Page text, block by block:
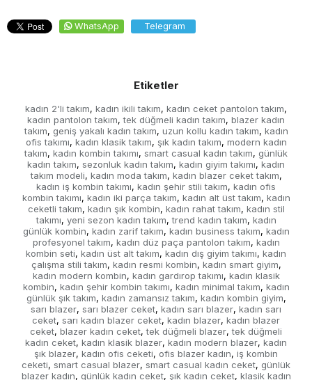
WhatsApp Telegram
Etiketler
kadın 2'li takım, kadın ikili takım, kadın ceket pantolon takım,
kadın pantolon takım, tek düğmeli kadın takım, blazer kadın
takım, geniş yakalı kadın takım, uzun kollu kadın takım, kadın
ofis takımı, kadın klasik takım, şık kadın takım, modern kadın
takım, kadın kombin takımı, smart casual kadın takım, günlük
kadın takım, sezonluk kadın takım, kadın giyim takımı, kadın
takım modeli, kadın moda takım, kadın blazer ceket takım,
kadın iş kombin takımı, kadın şehir stili takım, kadın ofis
kombin takımı, kadın iki parça takım, kadın alt üst takım, kadın
ceketli takım, kadın şık kombin, kadın rahat takım, kadın stil
takımı, yeni sezon kadın takım, trend kadın takım, kadın
günlük kombin, kadın zarif takım, kadın business takım, kadın
profesyonel takım, kadın düz paça pantolon takım, kadın
kombin seti, kadın üst alt takım, kadın dış giyim takımı, kadın
çalışma stili takım, kadın resmi kombin, kadın smart giyim,
kadın modern kombin, kadın gardırop takımı, kadın klasik
kombin, kadın şehir kombin takımı, kadın minimal takım, kadın
günlük şık takım, kadın zamansız takım, kadın kombin giyim,
sarı blazer, sarı blazer ceket, kadın sarı blazer, kadın sarı
ceket, sarı kadın blazer ceket, kadın blazer, kadın blazer
ceket, blazer kadın ceket, tek düğmeli blazer, tek düğmeli
kadın ceket, kadın klasik blazer, kadın modern blazer, kadın
şık blazer, kadın ofis ceketi, ofis blazer kadın, iş kombin
ceketi, smart casual blazer, smart casual kadın ceket, günlük
blazer kadın, günlük kadın ceket, şık kadın ceket, klasik kadın